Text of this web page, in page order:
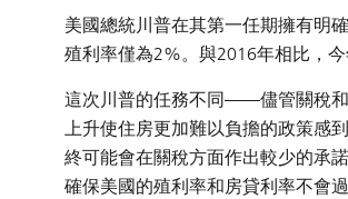
美國總統川普在其第一任期擁有明
殖利率僅為2%。與2016年相比，
這次川普的任務不同——儘管關稅和
上升使住房更加難以負擔的政策感
終可能會在關稅方面作出較少的承
確保美國的殖利率和房貸利率不會過